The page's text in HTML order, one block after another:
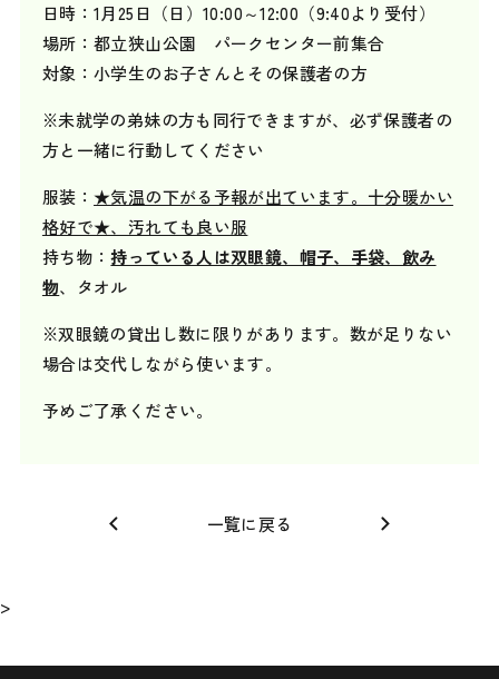
日時：1月25日（日）10:00～12:00（9:40より受付）
場所：都立狭山公園 パークセンター前集合
対象：小学生のお子さんとその保護者の方
※未就学の弟妹の方も同行できますが、必ず保護者の
方と一緒に行動してください
服装：★気温の下がる予報が出ています。十分暖かい
格好で★、汚れても良い服
持ち物：持っている人は双眼鏡、帽子、手袋、飲み
物、タオル
※双眼鏡の貸出し数に限りがあります。数が足りない
場合は交代しながら使います。
予めご了承ください。
一覧に戻る
>